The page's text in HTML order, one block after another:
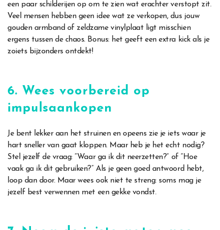
een paar schilderijen op om te zien wat erachter verstopt zit.
Veel mensen hebben geen idee wat ze verkopen, dus jouw
gouden armband of zeldzame vinylplaat ligt misschien
ergens tussen de chaos. Bonus: het geeft een extra kick als je
zoiets bijzonders ontdekt!
6. Wees voorbereid op
impulsaankopen
Je bent lekker aan het struinen en opeens zie je iets waar je
hart sneller van gaat kloppen. Maar heb je het echt nodig?
Stel jezelf de vraag: “Waar ga ik dit neerzetten?” of “Hoe
vaak ga ik dit gebruiken?” Als je geen goed antwoord hebt,
loop dan door. Maar wees ook niet te streng: soms mag je
jezelf best verwennen met een gekke vondst.